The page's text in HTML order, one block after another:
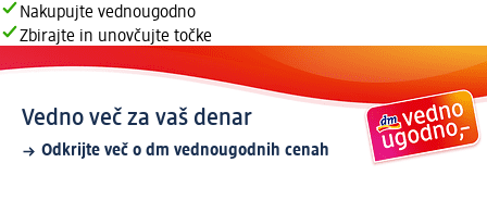
Nakupujte vednougodno
Zbirajte in unovčujte točke
Vedno več za vaš denar
Odkrijte več o dm vednougodnih cenah